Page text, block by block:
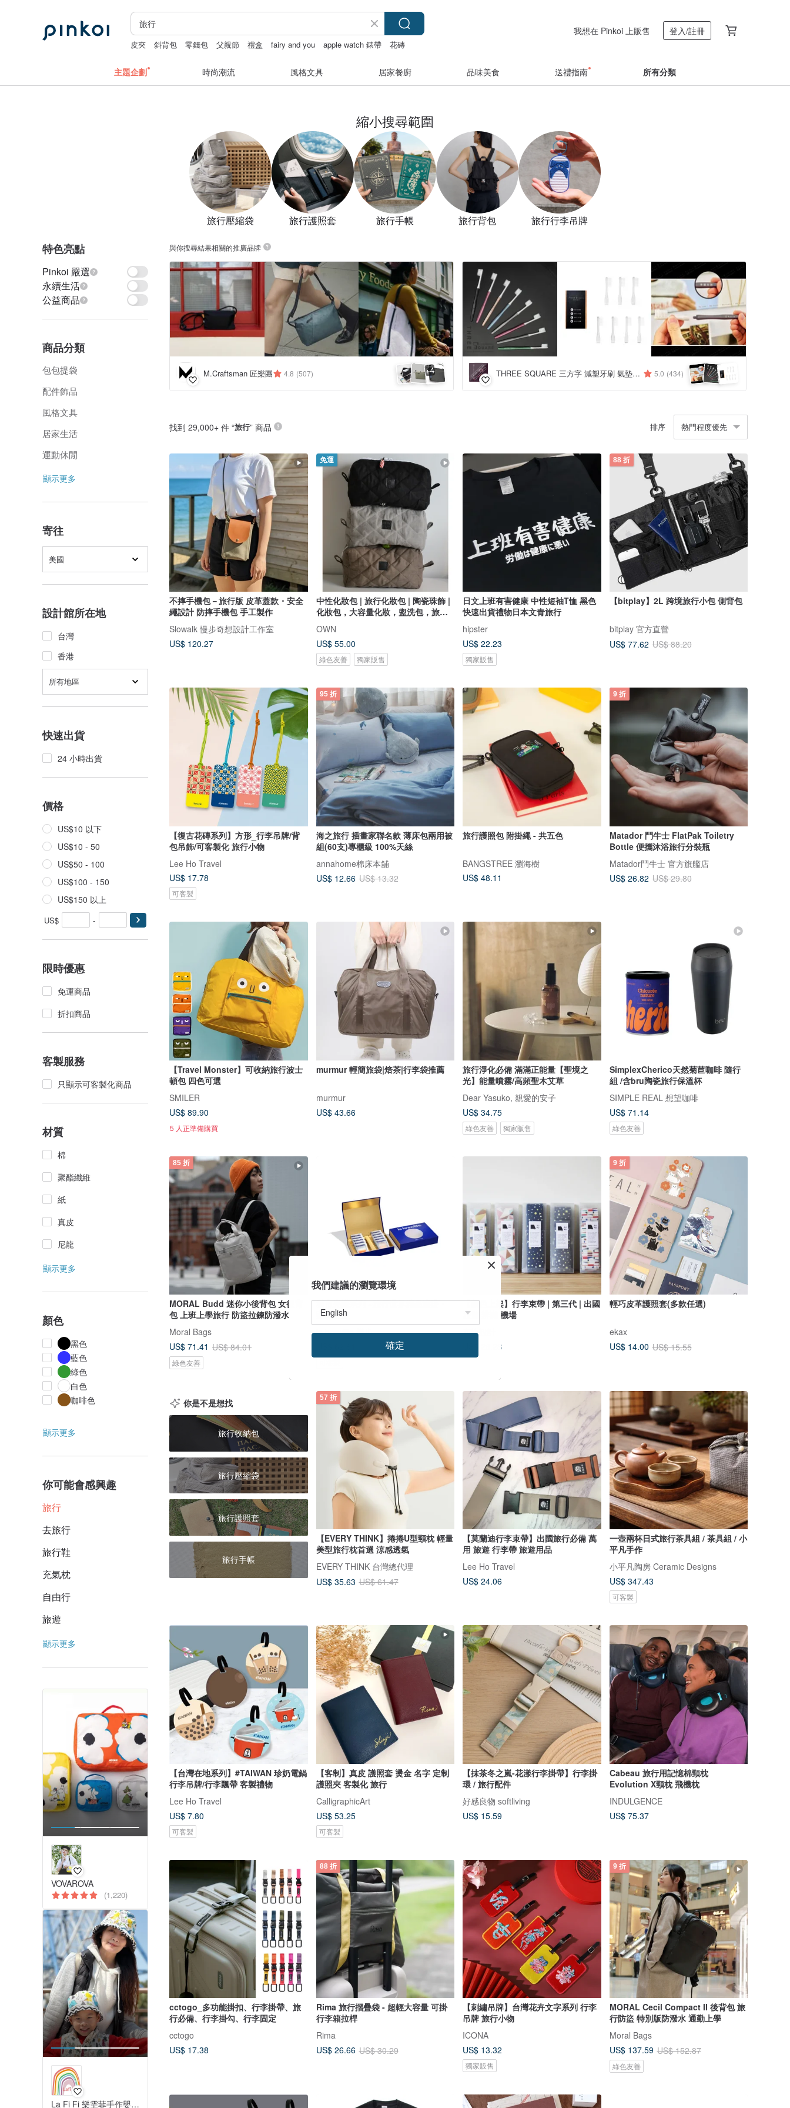
皮夾 斜背包 零錢包 父親節 禮盒 fairy and you apple watch 錶帶 花磚
我想在 Pinkoi 上販售 登入/註冊
主題企劃 時尚潮流 風格文具 居家餐廚 品味美食 送禮指南 所有分類
縮小搜尋範圍
旅行壓縮袋 旅行護照套 旅行手帳 旅行背包 旅行行李吊牌
特色亮點
Pinkoi 嚴選
永續生活
公益商品
商品分類
包包提袋
配件飾品
風格文具
居家生活
運動休閒
顯示更多
寄往
美國
設計館所在地
台灣
香港
所有地區
快速出貨
24 小時出貨
價格
US$10 以下
US$10 - 50
US$50 - 100
US$100 - 150
US$150 以上
US$ -
限時優惠
免運商品
折扣商品
客製服務
只顯示可客製化商品
材質
棉
聚酯纖維
紙
真皮
尼龍
顯示更多
顏色
黑色
藍色
綠色
白色
咖啡色
顯示更多
你可能會感興趣
旅行
去旅行
旅行鞋
充氣枕
自由行
旅遊
顯示更多
VOVAROVA
(1,220)
La Fi Fi 樂霏菲手作嬰幼兒精品 & 親子生活
與你搜尋結果相關的推廣品牌
M.Craftsman 匠樂團 4.8 (507) +4 THREE SQUARE 三方字 減塑牙刷 氣墊拖鞋 5.0 (434)
找到 29,000+ 件 “旅行” 商品 排序 熱門程度優先
不摔手機包－旅行版 皮革蓋款・安全
繩設計 防摔手機包 手工製作
Slowalk 慢步奇想設計工作室
US$ 120.27
免運
中性化妝包 | 旅行化妝包 | 陶瓷珠飾 |
化妝包，大容量化妝，盥洗包，旅行
化妝包
OWN
US$ 55.00
綠色友善 獨家販售
日文上班有害健康 中性短袖T恤 黑色
快速出貨禮物日本文青旅行
hipster
US$ 22.23
獨家販售
88 折
【bitplay】2L 跨境旅行小包 側背包
bitplay 官方直營
US$ 77.62 US$ 88.20
【復古花磚系列】方形_行李吊牌/背
包吊飾/可客製化 旅行小物
Lee Ho Travel
US$ 17.78
可客製
95 折
海之旅行 插畫家聯名款 薄床包兩用被
組(60支)專櫃級 100%天絲
annahome棉床本舖
US$ 12.66 US$ 13.32
旅行護照包 附掛繩 - 共五色
BANGSTREE 瀏海樹
US$ 48.11
9 折
Matador 鬥牛士 FlatPak Toiletry
Bottle 便攜沐浴旅行分裝瓶
Matador鬥牛士 官方旗艦店
US$ 26.82 US$ 29.80
【Travel Monster】可收納旅行波士
頓包 四色可選
SMILER
US$ 89.90
5 人正準備購買
murmur 輕簡旅袋|焙茶|行李袋推薦
murmur
US$ 43.66
旅行淨化必備 滿滿正能量【聖境之
光】能量噴霧/高頻聖木艾草
Dear Yasuko, 親愛的安子
US$ 34.75
綠色友善 獨家販售
SimplexCherico天然菊苣咖啡 隨行
組 /含bru陶瓷旅行保溫杯
SIMPLE REAL 想望咖啡
US$ 71.14
綠色友善
85 折
MORAL Budd 迷你小後背包 女後背
包 上班上學旅行 防盜拉鍊防潑水
Moral Bags
US$ 71.41 US$ 84.01
綠色友善
城市光譜系列 ~旅行世界精品濾掛・
藍金禮盒
le brewlife 樂步
【新色上架】行李束帶 | 第三代 | 出國
旅遊 辨識 機場
布物設計
US$ 26.28
9 折
輕巧皮革護照套(多款任選)
ekax
US$ 14.00 US$ 15.55
你是不是想找
旅行收納包
旅行壓縮袋
旅行護照套
旅行手帳
57 折
【EVERY THINK】捲捲U型頸枕 輕量
美型旅行枕首選 涼感透氣
EVERY THINK 台灣總代理
US$ 35.63 US$ 61.47
【莫蘭迪行李束帶】出國旅行必備 萬
用 旅遊 行李帶 旅遊用品
Lee Ho Travel
US$ 24.06
一壺兩杯日式旅行茶具組 / 茶具組 / 小
平凡手作
小平凡陶房 Ceramic Designs
US$ 347.43
可客製
【台灣在地系列】#TAIWAN 珍奶電鍋
行李吊牌/行李飄帶 客製禮物
Lee Ho Travel
US$ 7.80
可客製
【客制】真皮 護照套 燙金 名字 定制
護照夾 客製化 旅行
CalligraphicArt
US$ 53.25
可客製
【抹茶冬之嵐-花漾行李掛帶】行李掛
環 / 旅行配件
好感良物 softliving
US$ 15.59
Cabeau 旅行用記憶棉頸枕
Evolution X頸枕 飛機枕
INDULGENCE
US$ 75.37
cctogo_多功能掛扣、行李掛帶、旅
行必備、行李掛勾、行李固定
cctogo
US$ 17.38
88 折
Rima 旅行摺疊袋 - 超輕大容量 可掛
行李箱拉桿
Rima
US$ 26.66 US$ 30.29
【刺繡吊牌】台灣花卉文字系列 行李
吊牌 旅行小物
ICONA
US$ 13.32
獨家販售
9 折
MORAL Cecil Compact II 後背包 旅
行防盜 特別版防潑水 通勤上學
Moral Bags
US$ 137.59 US$ 152.87
綠色友善
我們建議的瀏覽環境
確定